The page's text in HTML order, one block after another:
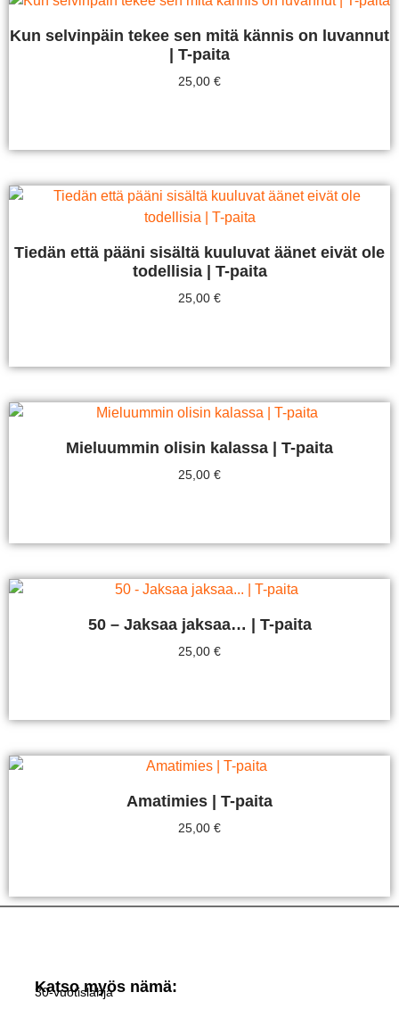
Kun selvinpäin tekee sen mitä kännis on luvannut
| T-paita
25,00 €
Tiedän että pääni sisältä kuuluvat äänet eivät ole
todellisia | T-paita
25,00 €
Mieluummin olisin kalassa | T-paita
25,00 €
50 – Jaksaa jaksaa… | T-paita
25,00 €
Amatimies | T-paita
25,00 €
Katso myös nämä:
30-vuotislahja